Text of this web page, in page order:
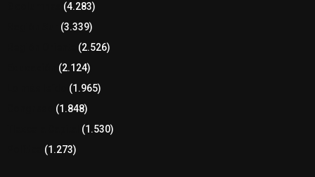
(4.283)
(3.339)
(2.526)
(2.124)
(1.965)
(1.848)
(1.530)
(1.273)